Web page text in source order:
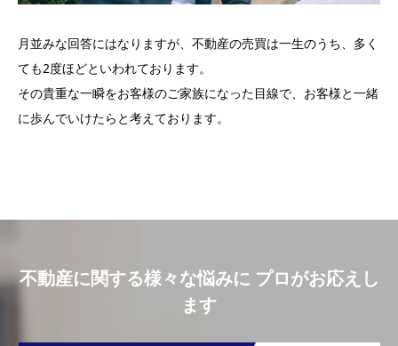
月並みな回答にはなりますが、不動産の売買は一生のうち、多く
ても2度ほどといわれております。
その貴重な一瞬をお客様のご家族になった目線で、お客様と一緒
に歩んでいけたらと考えております。
不動産に関する様々な悩みに プロがお応えし
ます